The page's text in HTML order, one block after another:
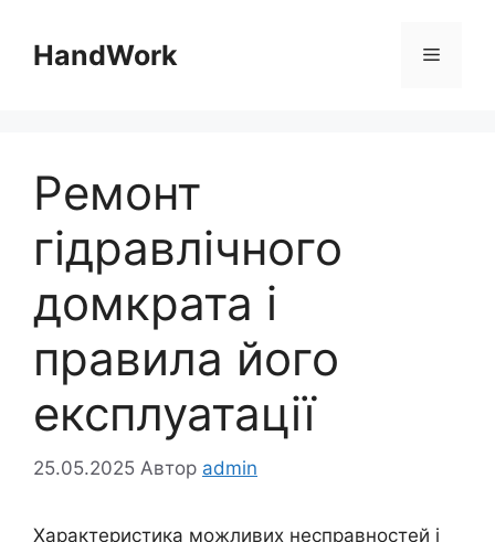
вмістуHandWork Меню
Ремонт
гідравлічного
домкрата і
правила його
експлуатації
25.05.2025 Автор admin
Характеристика можливих несправностей і